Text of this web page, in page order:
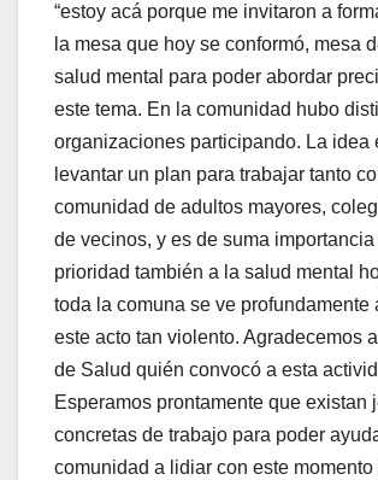
“estoy acá porque me invitaron a
la mesa que hoy se conformó, mesa
salud mental para poder abordar
este tema. En la comunidad hubo
organizaciones participando. La idea
levantar un plan para trabajar tanto
comunidad de adultos mayores,
de vecinos, y es de suma
prioridad también a la salud mental
toda la comuna se ve profundamente
este acto tan violento. Agradecemos
de Salud quién convocó a esta
Esperamos prontamente que existan
concretas de trabajo para poder
comunidad a lidiar con este momento